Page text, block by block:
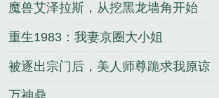
魔兽艾泽拉斯，从挖黑龙墙角开始
重生1983：我妻京圈大小姐
被逐出宗门后，美人师尊跪求我原谅